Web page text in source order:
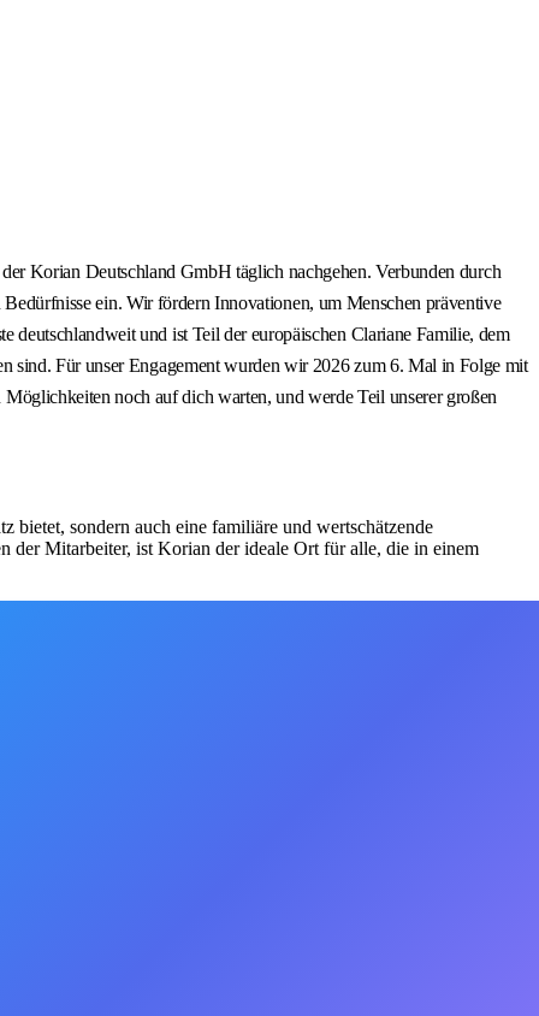
Korian Deutschland GmbH täglich nachgehen. Verbunden durch
ein. Wir fördern Innovationen, um Menschen präventive
und ist Teil der europäischen Clariane Familie, dem
sind. Für unser Engagement wurden wir 2026 zum 6. Mal in Folge mit
noch auf dich warten, und werde Teil unserer großen
sondern auch eine familiäre und wertschätzende
der Mitarbeiter, ist Korian der ideale Ort für alle, die in einem